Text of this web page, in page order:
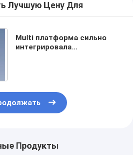
Лучшую Цену Для
Multi платформа сильно
интегрировала
Продукты